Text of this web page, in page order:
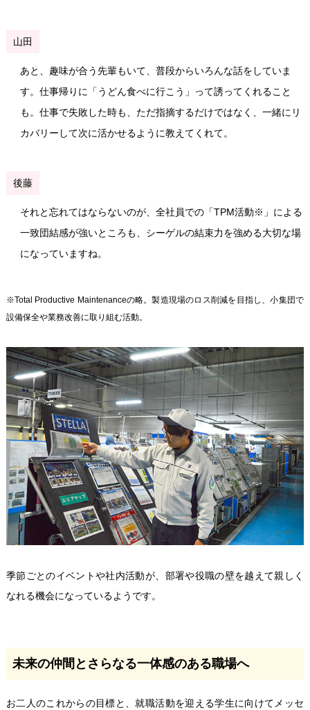
山田
あと、趣味が合う先輩もいて、普段からいろんな話をしていま
す。仕事帰りに「うどん食べに行こう」って誘ってくれること
も。仕事で失敗した時も、ただ指摘するだけではなく、一緒にリ
カバリーして次に活かせるように教えてくれて。
後藤
それと忘れてはならないのが、全社員での「TPM活動※」による
一致団結感が強いところも、シーゲルの結束力を強める大切な場
になっていますね。
※Total Productive Maintenanceの略。製造現場のロス削減を目指し、小集団で
設備保全や業務改善に取り組む活動。
季節ごとのイベントや社内活動が、部署や役職の壁を越えて親しく
なれる機会になっているようです。
未来の仲間とさらなる一体感のある職場へ
お二人のこれからの目標と、就職活動を迎える学生に向けてメッセ